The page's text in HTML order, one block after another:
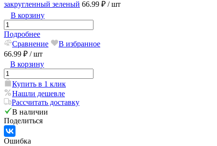
закругленный зеленый 66.99 ₽ / шт
В корзину
Подробнее
Сравнение
В избранное
66.99 ₽ / шт
В корзину
Купить в 1 клик
Нашли дешевле
Рассчитать доставку
В наличии
Поделиться
Ошибка